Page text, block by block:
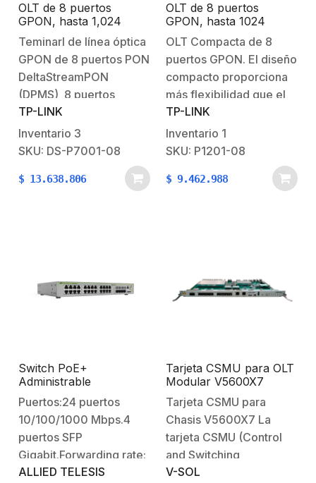
OLT de 8 puertos
GPON, hasta 1,024
ONUs, 1 Gigabit RJ45, 2
puertos SFP+, Fuentes
redundantes AC- AC
(incluidas)
Teminarl de línea óptica
GPON de 8 puertos PON
DeltaStreamPON
(DPMS) 8 puertos
GPON: admite una
relación de división de
1:128 para cada puerto,
dispositivo.Puertos de
TP-LINK
Inventario 3
SKU: DS-P7001-08
$ 13.638.806
OLT de 8 puertos
GPON, hasta 1024
ONUs, 4 puertos
combo (RJ45 + SFP)
Gigabit + 2 puertos
SFP+ 10GbE, 2 fuentes
AC (incluidas)
OLT Compacta de 8
puertos GPON. El diseño
compacto proporciona
más flexibilidad que el
chasis grande para
operadores medianos y
pequeños.Admite
relación de división 1:
128, 1024 ONUs pueden
confiabilidad de clase
portadora,…
TP-LINK
Inventario 1
SKU: P1201-08
$ 9.462.988
Switch PoE+
Administrable
CentreCOM GS970M,
Capa 3 de 24 Puertos
10/100/1000 Mbps + 4
SFP Gigabit, 370 W
Puertos:24 puertos
10/100/1000 Mbps.4
puertos SFP
Gigabit.Forwarding rate:
41.7 Millones de
ALLIED TELESIS
Tarjeta CSMU para OLT
Modular V5600X7
Tarjeta CSMU para
Chasis V5600X7 La
tarjeta CSMU (Control
and Switching
Management Unit) está
V-SOL